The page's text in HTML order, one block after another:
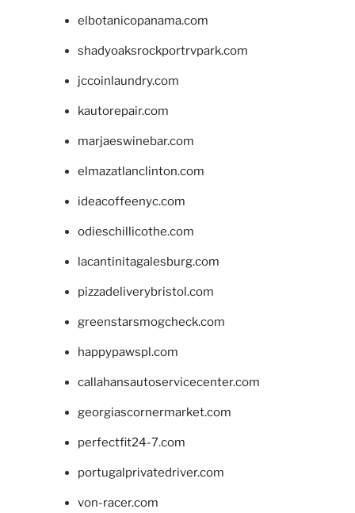
elbotanicopanama.com
shadyoaksrockportrvpark.com
jccoinlaundry.com
kautorepair.com
marjaeswinebar.com
elmazatlanclinton.com
ideacoffeenyc.com
odieschillicothe.com
lacantinitagalesburg.com
pizzadeliverybristol.com
greenstarsmogcheck.com
happypawspl.com
callahansautoservicecenter.com
georgiascornermarket.com
perfectfit24-7.com
portugalprivatedriver.com
von-racer.com